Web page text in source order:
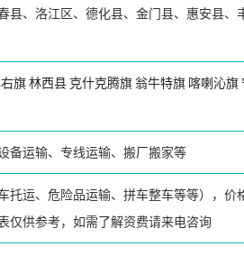
县、洛江区、德化县、金门县、惠安县、
旗林西县 克什克腾旗翁牛特旗 喀喇沁旗
备运输、专线运输、搬厂搬家等
托运、危险品运输、拼车整车等等），价
仅供参考，如需了解资费请来电咨询